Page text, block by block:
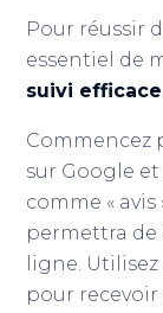
Pour réussir
essentiel de
suivi efficace
Commencez
sur Google
comme « avis
permettra
ligne.
pour